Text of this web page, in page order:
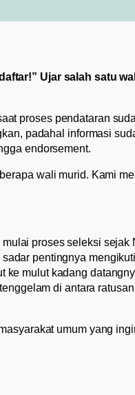
Ujar salah satu
proses pendataran
padahal informasi
endorsement.
wali murid. Kami
proses seleksi sejak
pentingnya
ke mulut kadang
di antara
umum yang